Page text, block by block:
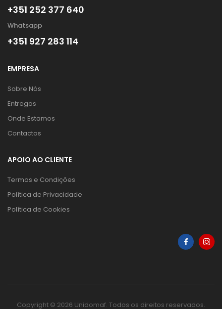
+351 252 377 640
Whatsapp
+351 927 283 114
EMPRESA
Sobre Nós
Entregas
Onde Estamos
Contactos
APOIO AO CLIENTE
Termos e Condições
Política de Privacidade
Política de Cookies
Copyright © 2026 Unidomaf. Todos os direitos reservados.